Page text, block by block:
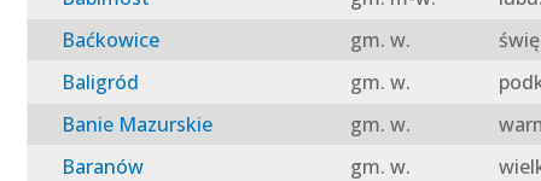
Baćkowice
gm. w.
Baligród
gm. w.
Banie Mazurskie
gm. w.
Baranów
gm. w.